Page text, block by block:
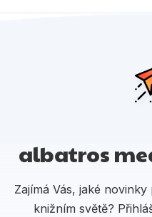
albatros
Zajímá Vás, jaké
knižním světě?